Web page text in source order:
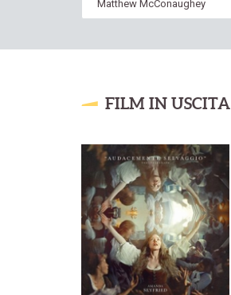
FILM IN USCITA